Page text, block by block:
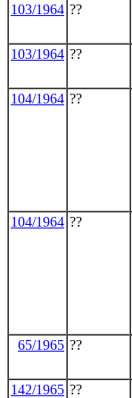
103/1964 ??
103/1964 ??
104/1964 ??
104/1964 ??
65/1965 ??
142/1965 ??